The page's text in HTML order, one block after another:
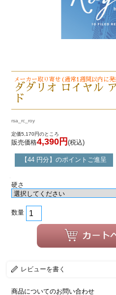
メーカー取り寄せ(通常1週間以内に発
ダダリオ ロイヤル
ド
rsa_rc_roy
定価5,170円のところ
販売価格4,390円 (税込)
【44 円分】のポイントご進呈
硬さ
数量
レビューを書く
商品についてのお問い合わせ